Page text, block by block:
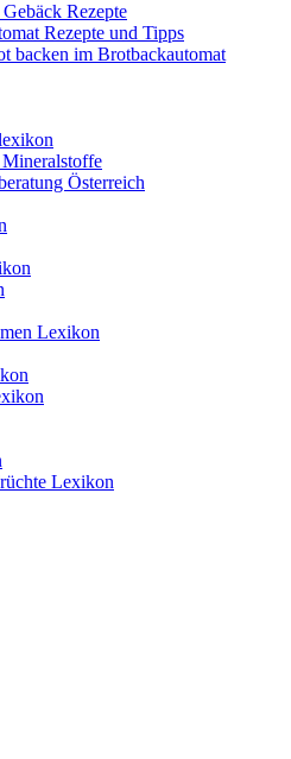
Rezepte
Rezepte und Tipps
backen im Brotbackautomat
Österreich
Lexikon
Lexikon